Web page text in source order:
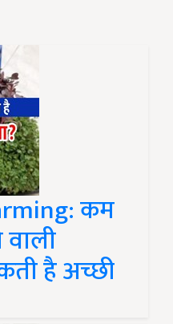
कम
है अच्छी